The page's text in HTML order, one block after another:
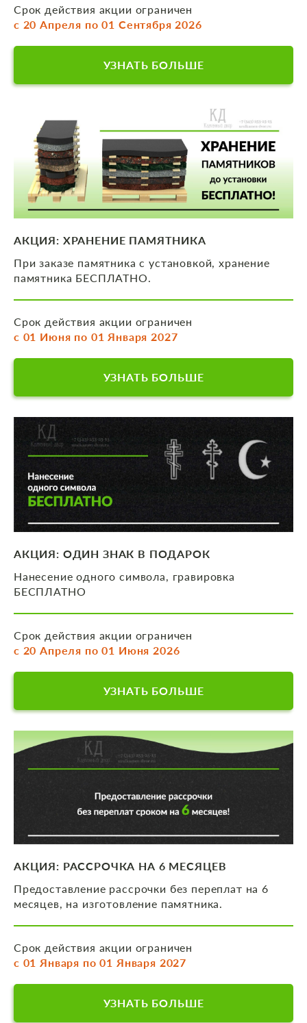
Срок действия акции ограничен
с 20 Апреля по 01 Сентября 2026
УЗНАТЬ БОЛЬШЕ
АКЦИЯ: ХРАНЕНИЕ ПАМЯТНИКА
При заказе памятника с установкой, хранение
памятника БЕСПЛАТНО.
Срок действия акции ограничен
с 01 Июня по 01 Января 2027
УЗНАТЬ БОЛЬШЕ
АКЦИЯ: ОДИН ЗНАК В ПОДАРОК
Нанесение одного символа, гравировка
БЕСПЛАТНО
Срок действия акции ограничен
с 20 Апреля по 01 Июня 2026
УЗНАТЬ БОЛЬШЕ
АКЦИЯ: РАССРОЧКА НА 6 МЕСЯЦЕВ
Предоставление рассрочки без переплат на 6
месяцев, на изготовление памятника.
Срок действия акции ограничен
с 01 Января по 01 Января 2027
УЗНАТЬ БОЛЬШЕ